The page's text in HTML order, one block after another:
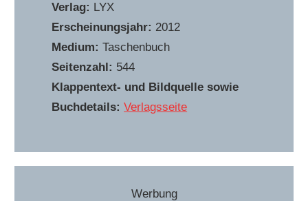
Verlag: LYX
Erscheinungsjahr: 2012
Medium: Taschenbuch
Seitenzahl: 544
Klappentext- und Bildquelle sowie
Buchdetails: Verlagsseite
Werbung